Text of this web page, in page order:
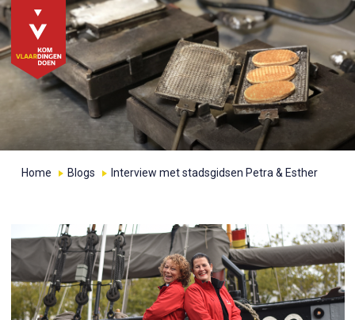
Home Blogs Interview met stadsgidsen Petra & Esther